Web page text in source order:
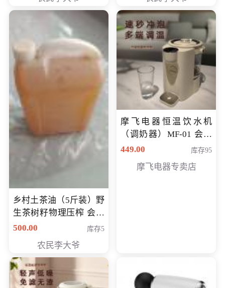
乡村土茶油（5斤装）野
生茶树籽物理压榨 会员
专享价400元
500.00 库存5
农民李大爷
摩飞电器恒温饮水机
（调奶器）MF-01 会员
专享价366元
449.00 库存95
摩飞电器专卖店